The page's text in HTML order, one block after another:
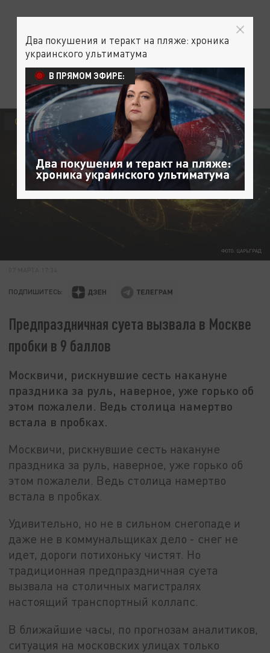
ФОТО: ЦАРЬГРАД
ОБЩЕСТВО МОСКВА АВТО
ПОДПИШИТЕСЬ:
Предпраздничная суета вызвала в Москве
пробки в 9 баллов
Москвичи, рискнувшие сесть накануне
праздника за руль, наверное, уже горько об
этом пожалели. Ведь столица намертво
встала в пробках.
Москвичи, рискнувшие сесть накануне
праздника за руль, наверное, уже горько об
этом пожалели. Ведь столица намертво
встала в пробках.
Удивительно, но не в сильном снегопаде и
даже не в коммунальщиках дело - снег не
идет, дороги потихоньку чистят. Но
традиционная предпраздничная суета
вызвала на столичных магистралях
настоящий транспортный коллапс.
В ближайшие часы, по прогнозам аналитиков,
ситуация на московских улицах только
Два покушения и теракт на пляже: хроника
украинского ультиматума
В ПРЯМОМ ЭФИРЕ: